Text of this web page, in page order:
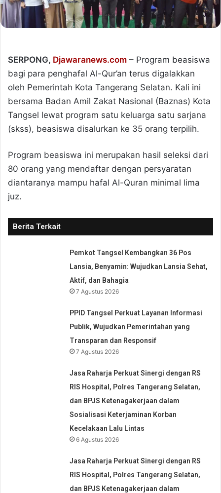
SERPONG, Djawaranews.com – Program beasiswa
bagi para penghafal Al-Qur’an terus digalakkan
oleh Pemerintah Kota Tangerang Selatan. Kali ini
bersama Badan Amil Zakat Nasional (Baznas) Kota
Tangsel lewat program satu keluarga satu sarjana
(skss), beasiswa disalurkan ke 35 orang terpilih.
Program beasiswa ini merupakan hasil seleksi dari
80 orang yang mendaftar dengan persyaratan
diantaranya mampu hafal Al-Quran minimal lima
juz.
Berita Terkait
Pemkot Tangsel Kembangkan 36 Pos
Lansia, Benyamin: Wujudkan Lansia Sehat,
Aktif, dan Bahagia
7 Agustus 2026
PPID Tangsel Perkuat Layanan Informasi
Publik, Wujudkan Pemerintahan yang
Transparan dan Responsif
7 Agustus 2026
Jasa Raharja Perkuat Sinergi dengan RS
RIS Hospital, Polres Tangerang Selatan,
dan BPJS Ketenagakerjaan dalam
Sosialisasi Keterjaminan Korban
Kecelakaan Lalu Lintas
6 Agustus 2026
Jasa Raharja Perkuat Sinergi dengan RS
RIS Hospital, Polres Tangerang Selatan,
dan BPJS Ketenagakerjaan dalam